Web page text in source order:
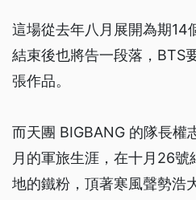
這場從去年八月展開為期14
結束後也將告一段落，BTS
張作品。
而天團 BIGBANG 的隊長權
月的軍旅生涯，在十月26
地的鐵粉，頂著寒風聲勢浩